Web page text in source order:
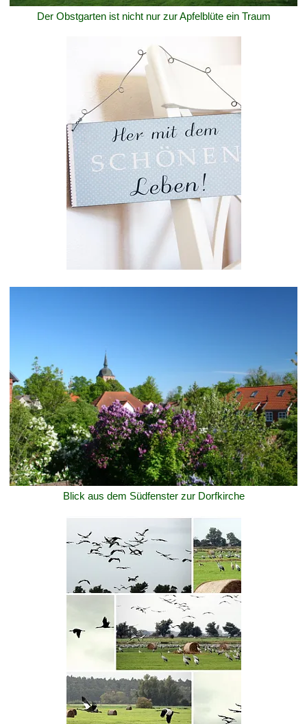
Der Obstgarten ist nicht nur zur Apfelblüte ein Traum
Blick aus dem Südfenster zur Dorfkirche